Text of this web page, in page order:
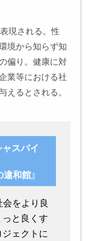
現される。性
境から知らず知
偏り。健康に対
業等における社
るとされる。
スバイ
和館』
をより良
っと良くす
ジェクトに